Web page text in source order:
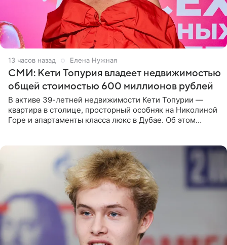
13 часов назад Елена Нужная
СМИ: Кети Топурия владеет недвижимостью
общей стоимостью 600 миллионов рублей
В активе 39-летней недвижимости Кети Топурии —
квартира в столице, просторный особняк на Николиной
Горе и апартаменты класса люкс в Дубае. Об этом